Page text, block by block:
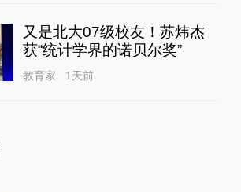
又是北大07级校友！苏炜杰
获“统计学界的诺贝尔奖”
教育家 1天前